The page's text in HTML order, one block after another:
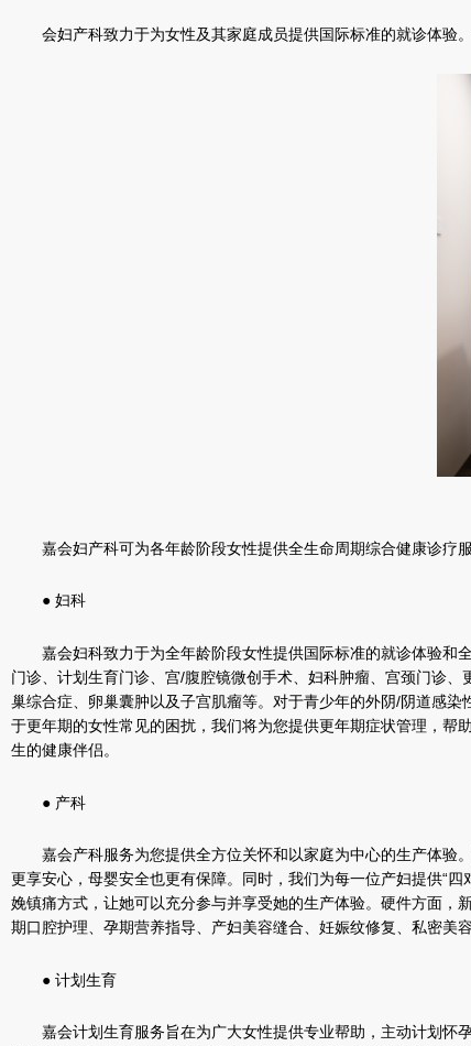
会妇产科致力于为女性及其家庭成员提供国际标准的就诊体验
嘉会妇产科可为各年龄阶段女性提供全生命周期综合健康诊疗
● 妇科
嘉会妇科致力于为全年龄阶段女性提供国际标准的就诊体验和
门诊、计划生育门诊、宫/腹腔镜微创手术、妇科肿瘤、宫颈门诊
巢综合症、卵巢囊肿以及子宫肌瘤等。对于青少年的外阴/阴道感
于更年期的女性常见的困扰，我们将为您提供更年期症状管理，
生的健康伴侣。
● 产科
嘉会产科服务为您提供全方位关怀和以家庭为中心的生产体验
更享安心，母婴安全也更有保障。同时，我们为每一位产妇提供“
娩镇痛方式，让她可以充分参与并享受她的生产体验。硬件方面
期口腔护理、孕期营养指导、产妇美容缝合、妊娠纹修复、私密美
● 计划生育
嘉会计划生育服务旨在为广大女性提供专业帮助，主动计划怀